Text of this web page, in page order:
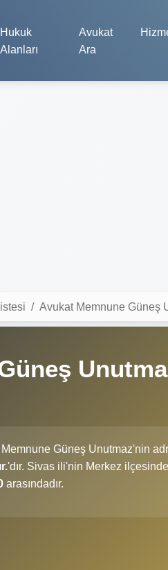
Hukuk
Alanları
Avukat
Ara
Avukat Memnune Güneş
Memnune Güneş Unutmaz'nin
'dır. Sivas ili'nin Merkez ilçesinde
arasındadır.